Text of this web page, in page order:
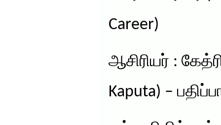
Career)
ஆசிரியர் :
Kaputa) –